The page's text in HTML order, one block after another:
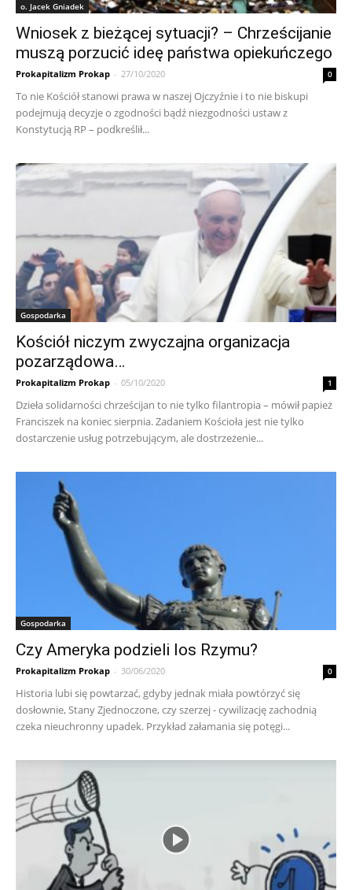
o. Jacek Gniadek
Wniosek z bieżącej sytuacji? – Chrześcijanie
muszą porzucić ideę państwa opiekuńczego
Prokapitalizm Prokap - 27/10/2020 0
To nie Kościół stanowi prawa w naszej Ojczyźnie i to nie biskupi
podejmują decyzje o zgodności bądź niezgodności ustaw z
Konstytucją RP – podkreślił...
Gospodarka
Kościół niczym zwyczajna organizacja
pozarządowa…
Prokapitalizm Prokap - 05/10/2020 1
Dzieła solidarności chrześcijan to nie tylko filantropia – mówił papież
Franciszek na koniec sierpnia. Zadaniem Kościoła jest nie tylko
dostarczenie usług potrzebującym, ale dostrzeżenie...
Gospodarka
Czy Ameryka podzieli los Rzymu?
Prokapitalizm Prokap - 30/06/2020 0
Historia lubi się powtarzać, gdyby jednak miała powtórzyć się
dosłownie, Stany Zjednoczone, czy szerzej - cywilizację zachodnią
czeka nieuchronny upadek. Przykład załamania się potęgi...